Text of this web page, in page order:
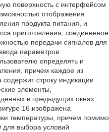
поверхность с интерфейсом
отображения
продукта питания, и
приготовления, соединенное
передачи сигналов для
параметров
определять и
причем каждое из
строку индикации
элементы,
в предыдущих окнах
16 изображена
температуры, причем помимо
выбора условий